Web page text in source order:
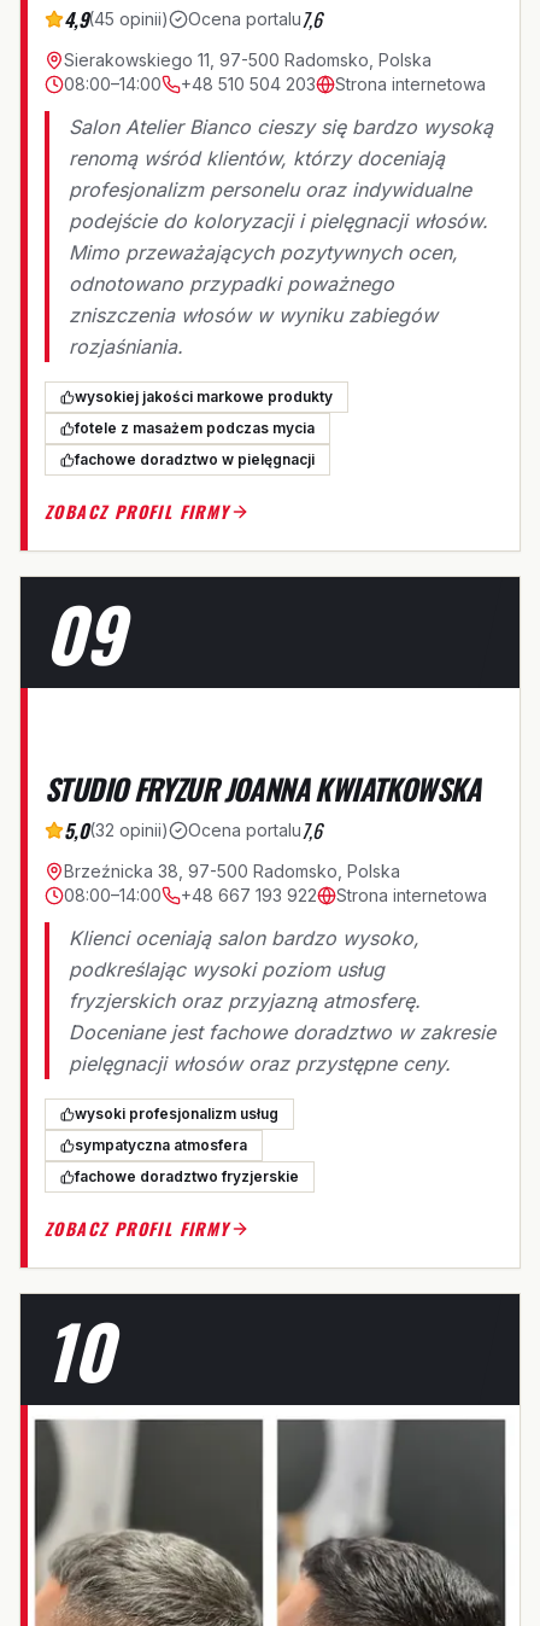
4,9(45 opinii) Ocena portalu7,6
Sierakowskiego 11, 97-500 Radomsko, Polska
08:00–14:00
+48 510 504 203 Strona internetowa
Salon Atelier Bianco cieszy się bardzo wysoką
renomą wśród klientów, którzy doceniają
profesjonalizm personelu oraz indywidualne
podejście do koloryzacji i pielęgnacji włosów.
Mimo przeważających pozytywnych ocen,
odnotowano przypadki poważnego
zniszczenia włosów w wyniku zabiegów
rozjaśniania.
wysokiej jakości markowe produkty
fotele z masażem podczas mycia
fachowe doradztwo w pielęgnacji
ZOBACZ PROFIL FIRMY
09
S
STUDIO FRYZUR JOANNA KWIATKOWSKA
5,0(32 opinii) Ocena portalu7,6
Brzeźnicka 38, 97-500 Radomsko, Polska
08:00–14:00
+48 667 193 922 Strona internetowa
Klienci oceniają salon bardzo wysoko,
podkreślając wysoki poziom usług
fryzjerskich oraz przyjazną atmosferę.
Doceniane jest fachowe doradztwo w zakresie
pielęgnacji włosów oraz przystępne ceny.
wysoki profesjonalizm usług
sympatyczna atmosfera
fachowe doradztwo fryzjerskie
ZOBACZ PROFIL FIRMY
10